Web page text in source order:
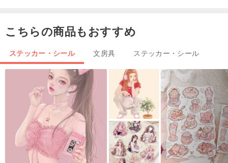
こちらの商品もおすすめ
ステッカー・シール 文房具 ステッカー・シール